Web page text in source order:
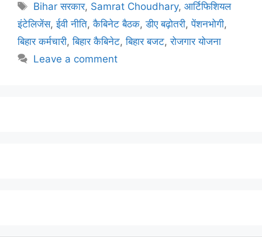
Bihar सरकार, Samrat Choudhary,आर्टिफिशियल
इंटेलिजेंस,ईवी नीति,कैबिनेट बैठक,डीए बढ़ोतरी,पेंशनभोगी,
बिहार कर्मचारी,बिहार कैबिनेट,बिहार बजट,रोजगार योजना
Leave a comment